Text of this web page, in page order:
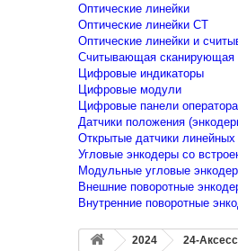
Оптические линейки
Оптические линейки CT
Оптические линейки и
Считывающая сканирующая
Цифровые индикаторы
Цифровые модули
Цифровые панели оператора
Датчики положения
Открытые датчики
Угловые энкодеры со
Модульные угловые
Внешние поворотные
Внутренние поворотные
2024 24-